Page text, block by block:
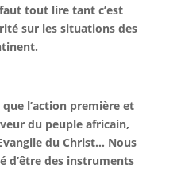
tout lire tant c’est
sur les situations des
l’action première et
du peuple africain,
du Christ… Nous
d’être des instruments